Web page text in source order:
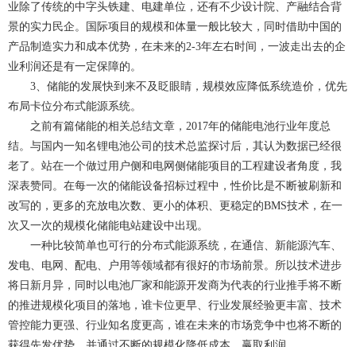
业除了传统的中字头铁建、电建单位，还有不少设计院、产融结合背
景的实力民企。国际项目的规模和体量一般比较大，同时借助中国的
产品制造实力和成本优势，在未来的2-3年左右时间，一波走出去的企
业利润还是有一定保障的。
3、储能的发展快到来不及眨眼睛，规模效应降低系统造价，优先
布局卡位分布式能源系统。
之前有篇储能的相关总结文章，2017年的储能电池行业年度总
结。与国内一知名锂电池公司的技术总监探讨后，其认为数据已经很
老了。站在一个做过用户侧和电网侧储能项目的工程建设者角度，我
深表赞同。在每一次的储能设备招标过程中，性价比是不断被刷新和
改写的，更多的充放电次数、更小的体积、更稳定的BMS技术，在一
次又一次的规模化储能电站建设中出现。
一种比较简单也可行的分布式能源系统，在通信、新能源汽车、
发电、电网、配电、户用等领域都有很好的市场前景。所以技术进步
将日新月异，同时以电池厂家和能源开发商为代表的行业推手将不断
的推进规模化项目的落地，谁卡位更早、行业发展经验更丰富、技术
管控能力更强、行业知名度更高，谁在未来的市场竞争中也将不断的